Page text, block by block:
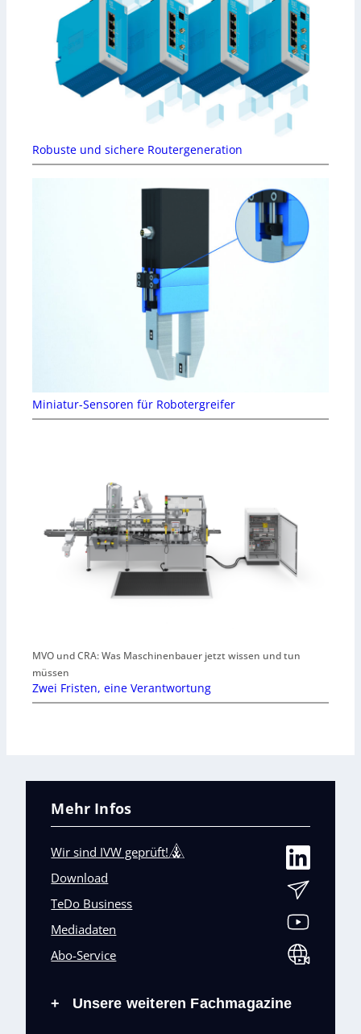
Robuste und sichere Routergeneration
Miniatur-Sensoren für Robotergreifer
MVO und CRA: Was Maschinenbauer jetzt wissen und tun
müssen
Zwei Fristen, eine Verantwortung
Mehr Infos
Wir sind IVW geprüft!
Download
TeDo Business
Mediadaten
Abo-Service
+ Unsere weiteren Fachmagazine